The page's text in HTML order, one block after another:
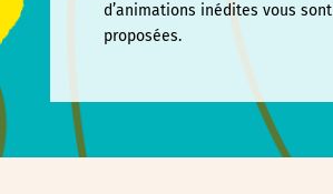
d’animations inédites vous sont
proposées.